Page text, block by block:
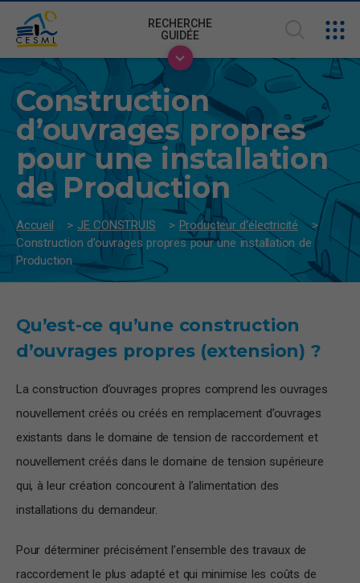
RECHERCHE
GUIDÉE
Construction
d’ouvrages propres
pour une installation
de Production
Accueil > JE CONSTRUIS > Producteur d'électricité
>
Construction d’ouvrages propres pour une installation de
Production
Qu’est-ce qu’une construction
d’ouvrages propres (extension) ?
La construction d’ouvrages propres comprend les ouvrages
nouvellement créés ou créés en remplacement d’ouvrages
existants dans le domaine de tension de raccordement et
nouvellement créés dans le domaine de tension supérieure
qui, à leur création concourent à l’alimentation des
installations du demandeur.
Pour déterminer précisément l’ensemble des travaux de
raccordement le plus adapté et qui minimise les coûts de